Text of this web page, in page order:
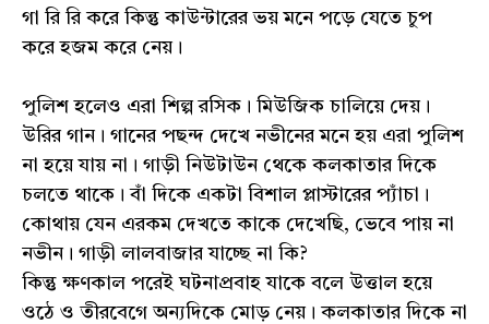
গা রি রি করে কিন্তু কাউন্টারের ভয় মনে পড়ে যেতে চুপ
করে হজম করে নেয়।
পুলিশ হলেও এরা শিল্প রসিক। মিউজিক চালিয়ে দেয়।
উরির গান। গানের পছন্দ দেখে নভীনের মনে হয় এরা পুলিশ
না হয়ে যায় না। গাড়ী নিউটাউন থেকে কলকাতার দিকে
চলতে থাকে। বাঁ দিকে একটা বিশাল প্লাস্টারের প্যাঁচা।
কোথায় যেন এরকম দেখতে কাকে দেখেছি, ভেবে পায় না
নভীন। গাড়ী লালবাজার যাচ্ছে না কি?
কিন্তু ক্ষণকাল পরেই ঘটনাপ্রবাহ যাকে বলে উত্তাল হয়ে
ওঠে ও তীরবেগে অন্যদিকে মোড় নেয়। কলকাতার দিকে না